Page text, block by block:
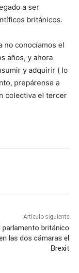
a ser
británicos.
no conocíamos el
años, y ahora
y adquirir ( lo
prepárense a
colectiva el tercer
Artículo siguiente
parlamento británico
las dos cámaras el
Brexit